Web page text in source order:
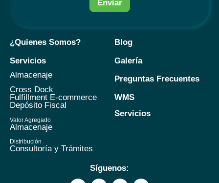
Enviar
¿Quienes Somos?
Servicios
Almacenaje
Cross Dock
Fulfillment E-commerce
Depósito Fiscal
Valor Agregado
Almacenaje
Distribución
Consultoría y Trámites
Blog
Galería
Preguntas Frecuentes
WMS
Servicios
Síguenos: